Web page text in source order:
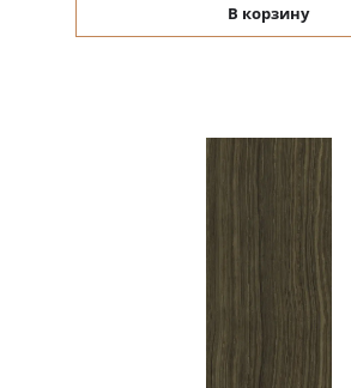
В корзину